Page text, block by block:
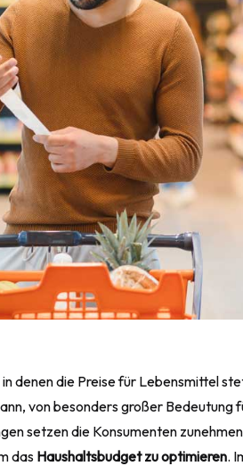
denen die Preise für Lebensmittel
von besonders großer Bedeutung
setzen die Konsumenten
das Haushaltsbudget zu optimieren.